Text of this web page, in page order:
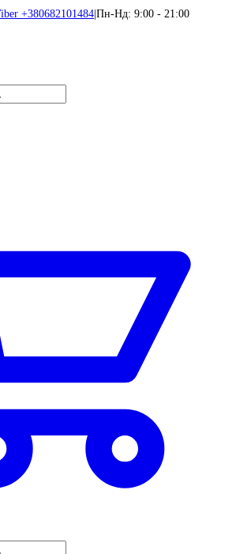
+380682101484Пн-Нд: 9:00 - 21:00